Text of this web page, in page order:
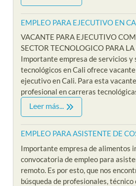
EMPLEO PARA EJECUTIVO EN
VACANTE PARA EJECUTIVO
SECTOR TECNOLOGICO PARA
Importante empresa de servicios y
tecnológicos en Cali ofrece
ejecutivo en Cali. Para esta
profesional en carreras
Leer más...
EMPLEO PARA ASISTENTE DE
Importante empresa de alimentos
convocatoria de empleo para
remoto. Es por esto, que nos
búsqueda de profesionales, técnico